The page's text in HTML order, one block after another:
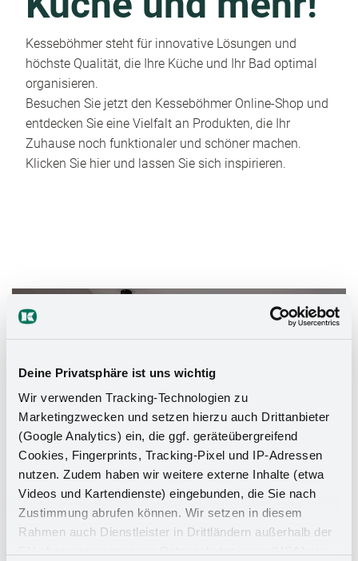
Deine Privatsphäre ist uns wichtig
Wir verwenden Tracking-Technologien zu
Marketingzwecken und setzen hierzu auch Drittanbieter
(Google Analytics) ein, die ggf. geräteübergreifend
Cookies, Fingerprints, Tracking-Pixel und IP-Adressen
nutzen. Zudem haben wir weitere externe Inhalte (etwa
Videos und Kartendienste) eingebunden, die Sie nach
Zustimmung abrufen können. Wir setzen in diesem
Rahmen auch Dienstleister in Drittländern außerhalb der
Kesseböhmer steht für innovative Lösungen und
höchste Qualität, die Ihre Küche und Ihr Bad optimal
organisieren.
Besuchen Sie jetzt den Kesseböhmer Online-Shop und
entdecken Sie eine Vielfalt an Produkten, die Ihr
Zuhause noch funktionaler und schöner machen.
Klicken Sie hier und lassen Sie sich inspirieren.
Das Stauraumwunder für Ihr